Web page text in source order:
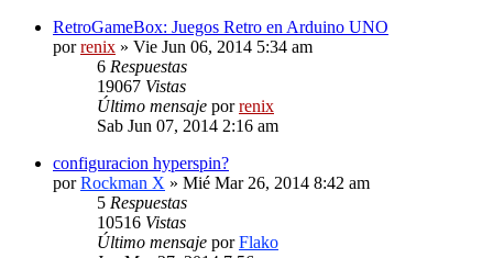
RetroGameBox: Juegos Retro en Arduino UNO
porrenix » Vie Jun 06, 2014 5:34 am
6 Respuestas
19067 Vistas
Último mensaje porrenix
Sab Jun 07, 2014 2:16 am
configuracion hyperspin?
porRockman X » Mié Mar 26, 2014 8:42 am
5 Respuestas
10516 Vistas
Último mensaje porFlako